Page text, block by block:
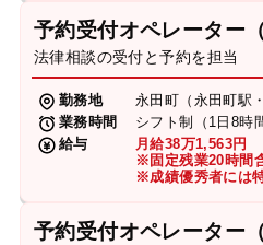
予約受付オペレーター
法律相談の受付と予約を担当
勤務地
永田町（永田町駅
業務時間
シフト制（1日8時
給与
月給38万1,563円
※固定残業20時間
※成績優秀者には
予約受付オペレーター